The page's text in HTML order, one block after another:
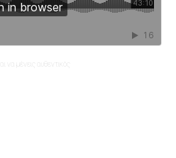
να μένεις αυθεντικός